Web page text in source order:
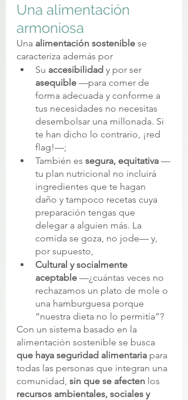
Una alimentación
armoniosa
Una alimentación sostenible se
caracteriza además por
Su accesibilidad y por ser
asequible —para comer de
forma adecuada y conforme a
tus necesidades no necesitas
desembolsar una millonada. Si
te han dicho lo contrario, ¡red
flag!—;
También es segura, equitativa —
tu plan nutricional no incluirá
ingredientes que te hagan
daño y tampoco recetas cuya
preparación tengas que
delegar a alguien más. La
comida se goza, no jode— y,
por supuesto,
Cultural y socialmente
aceptable —¿cuántas veces no
rechazamos un plato de mole o
una hamburguesa porque
“nuestra dieta no lo permitía”?
Con un sistema basado en la
alimentación sostenible se busca
que haya seguridad alimentaria para
todas las personas que integran una
comunidad, sin que se afecten los
recursos ambientales, sociales y